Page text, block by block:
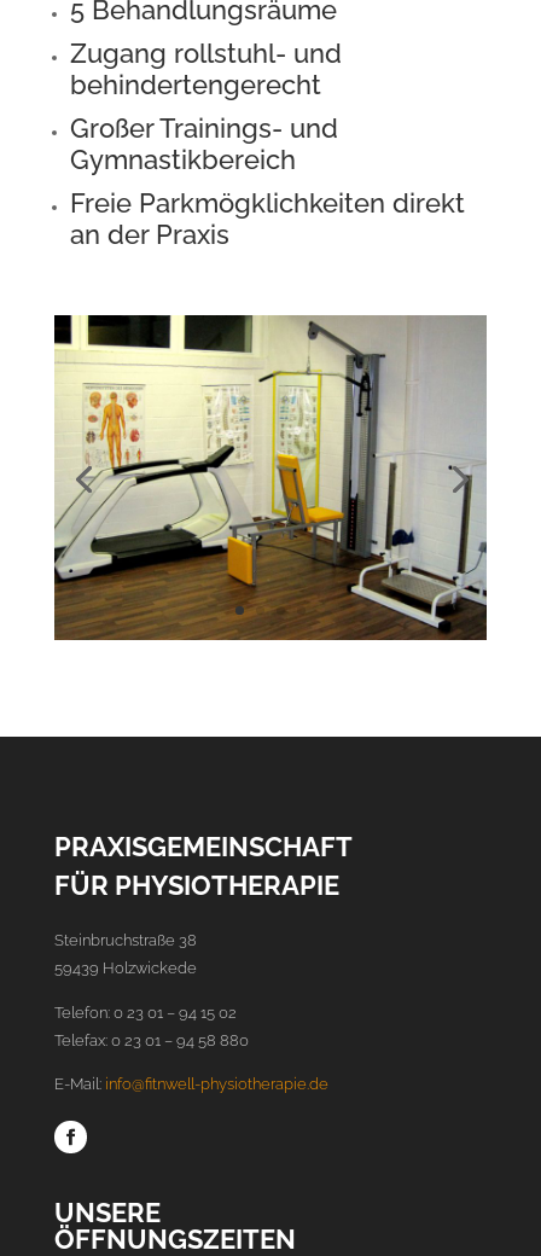
5 Behandlungsräume
Zugang rollstuhl- und
behindertengerecht
Großer Trainings- und
Gymnastikbereich
Freie Parkmögklichkeiten direkt
an der Praxis
PRAXISGEMEINSCHAFT
FÜR PHYSIOTHERAPIE
Steinbruchstraße 38
59439 Holzwickede
Telefon: 0 23 01 – 94 15 02
Telefax: 0 23 01 – 94 58 880
E-Mail: info@fitnwell-physiotherapie.de
UNSERE
ÖFFNUNGSZEITEN